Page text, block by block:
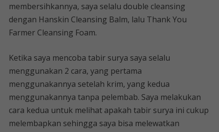
membersihkannya, saya selalu double cleansing
dengan Hanskin Cleansing Balm, lalu Thank You
Farmer Cleansing Foam.
Ketika saya mencoba tabir surya saya selalu
menggunakan 2 cara, yang pertama
menggunakannya setelah krim, yang kedua
menggunakannya tanpa pelembab. Saya melakukan
cara kedua untuk melihat apakah tabir surya ini cukup
melembapkan sehingga saya bisa melewatkan